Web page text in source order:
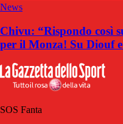
News
Chivu: “Rispondo così
per il Monza! Su Diouf
SOS Fanta